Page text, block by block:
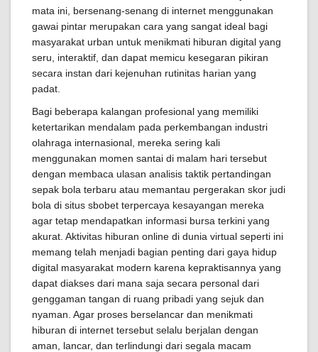
mata ini, bersenang-senang di internet menggunakan
gawai pintar merupakan cara yang sangat ideal bagi
masyarakat urban untuk menikmati hiburan digital yang
seru, interaktif, dan dapat memicu kesegaran pikiran
secara instan dari kejenuhan rutinitas harian yang
padat.
Bagi beberapa kalangan profesional yang memiliki
ketertarikan mendalam pada perkembangan industri
olahraga internasional, mereka sering kali
menggunakan momen santai di malam hari tersebut
dengan membaca ulasan analisis taktik pertandingan
sepak bola terbaru atau memantau pergerakan skor judi
bola di situs sbobet terpercaya kesayangan mereka
agar tetap mendapatkan informasi bursa terkini yang
akurat. Aktivitas hiburan online di dunia virtual seperti ini
memang telah menjadi bagian penting dari gaya hidup
digital masyarakat modern karena kepraktisannya yang
dapat diakses dari mana saja secara personal dari
genggaman tangan di ruang pribadi yang sejuk dan
nyaman. Agar proses berselancar dan menikmati
hiburan di internet tersebut selalu berjalan dengan
aman, lancar, dan terlindungi dari segala macam